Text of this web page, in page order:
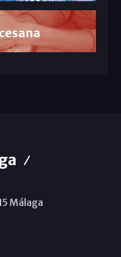
Málaga